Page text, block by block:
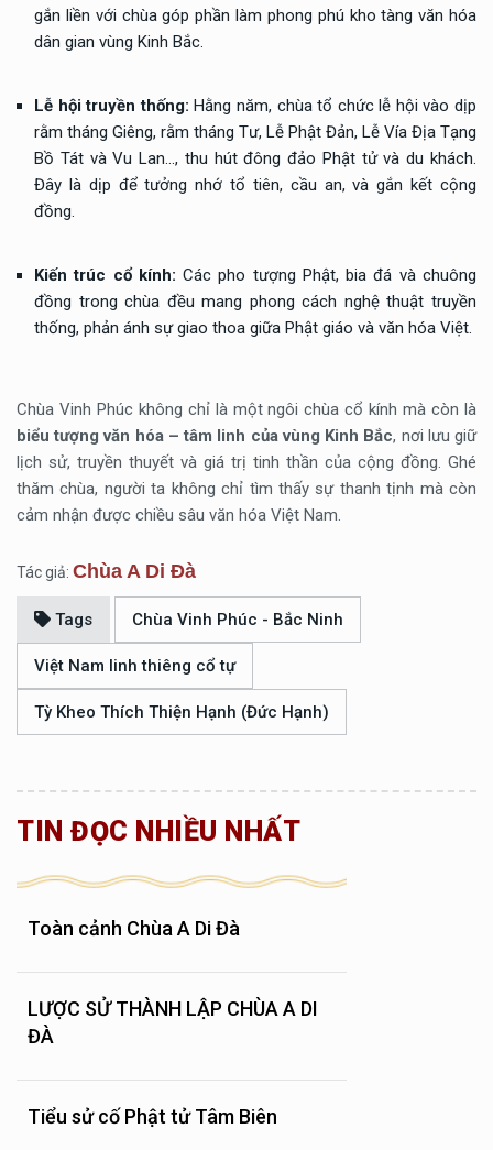
gắn liền với chùa góp phần làm phong phú kho tàng văn hóa
dân gian vùng Kinh Bắc.
Lễ hội truyền thống: Hằng năm, chùa tổ chức lễ hội vào dịp
rằm tháng Giêng, rằm tháng Tư, Lễ Phật Đản, Lễ Vía Địa Tạng
Bồ Tát và Vu Lan..., thu hút đông đảo Phật tử và du khách.
Đây là dịp để tưởng nhớ tổ tiên, cầu an, và gắn kết cộng
đồng.
Kiến trúc cổ kính: Các pho tượng Phật, bia đá và chuông
đồng trong chùa đều mang phong cách nghệ thuật truyền
thống, phản ánh sự giao thoa giữa Phật giáo và văn hóa Việt.
Chùa Vinh Phúc không chỉ là một ngôi chùa cổ kính mà còn là
biểu tượng văn hóa – tâm linh của vùng Kinh Bắc, nơi lưu giữ
lịch sử, truyền thuyết và giá trị tinh thần của cộng đồng. Ghé
thăm chùa, người ta không chỉ tìm thấy sự thanh tịnh mà còn
cảm nhận được chiều sâu văn hóa Việt Nam.
Tác giả: Chùa A Di Đà
Tags Chùa Vinh Phúc - Bắc Ninh
Việt Nam linh thiêng cổ tự
Tỳ Kheo Thích Thiện Hạnh (Đức Hạnh)
TIN ĐỌC NHIỀU NHẤT
Toàn cảnh Chùa A Di Đà
LƯỢC SỬ THÀNH LẬP CHÙA A DI
ĐÀ
Tiểu sử cố Phật tử Tâm Biên